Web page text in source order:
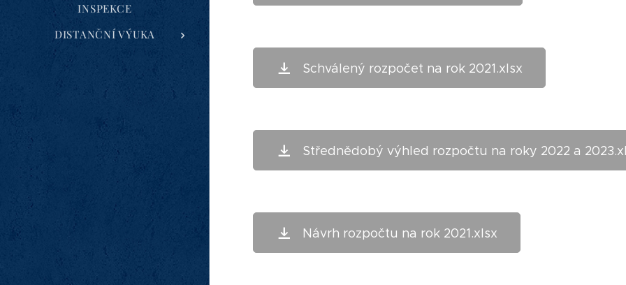
INSPEKCE
DISTANČNÍ VÝUKA
Schválený rozpočet na rok 2021.xlsx
Střednědobý výhled rozpočtu na roky 2022 a
Návrh rozpočtu na rok 2021.xlsx